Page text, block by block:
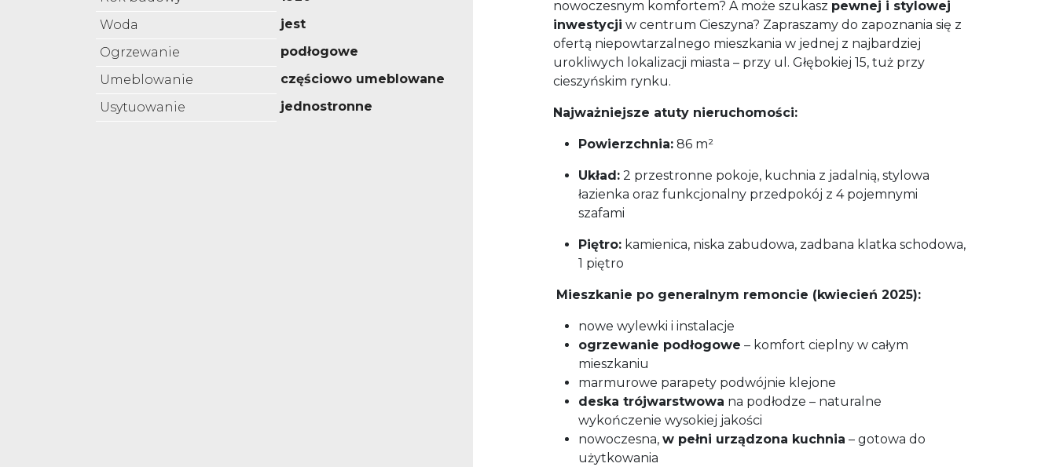
Woda
jest
Ogrzewanie
podłogowe
Umeblowanie
częściowo umeblowane
Usytuowanie
jednostronne
nowoczesnym komfortem? A może szukasz pewnej i stylowej
inwestycji w centrum Cieszyna? Zapraszamy do zapoznania się z
ofertą niepowtarzalnego mieszkania w jednej z najbardziej
urokliwych lokalizacji miasta – przy ul. Głębokiej 15, tuż przy
cieszyńskim rynku.
Najważniejsze atuty nieruchomości:
Powierzchnia: 86 m²
Układ: 2 przestronne pokoje, kuchnia z jadalnią, stylowa
łazienka oraz funkcjonalny przedpokój z 4 pojemnymi
szafami
Piętro: kamienica, niska zabudowa, zadbana klatka schodowa,
1 piętro
Mieszkanie po generalnym remoncie (kwiecień 2025):
nowe wylewki i instalacje
ogrzewanie podłogowe – komfort cieplny w całym
mieszkaniu
marmurowe parapety podwójnie klejone
deska trójwarstwowa na podłodze – naturalne
wykończenie wysokiej jakości
nowoczesna, w pełni urządzona kuchnia – gotowa do
użytkowania